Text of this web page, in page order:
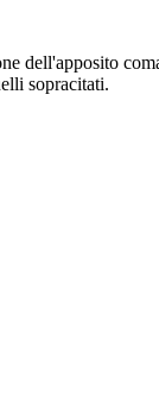
dell'apposito
sopracitati.